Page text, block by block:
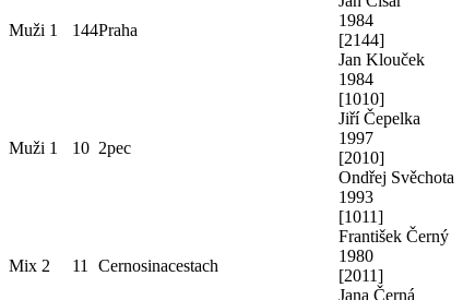
Muži 1 144Praha
1984
[2144]
Jan Klouček
1984
Muži 1 10 2pec
[1010]
Jiří Čepelka
1997
[2010]
Ondřej Svěchota
1993
Mix 2 11 Cernosinacestach
[1011]
František Černý
1980
[2011]
Jana Černá